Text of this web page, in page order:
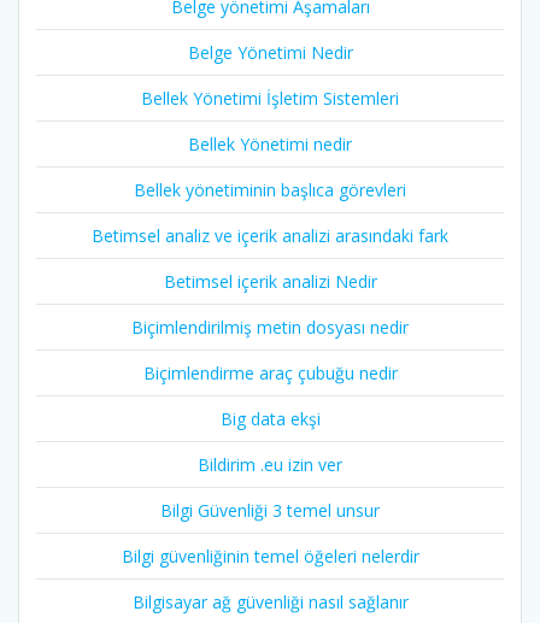
Belge yönetimi Aşamaları
Belge Yönetimi Nedir
Bellek Yönetimi İşletim Sistemleri
Bellek Yönetimi nedir
Bellek yönetiminin başlıca görevleri
Betimsel analiz ve içerik analizi arasındaki fark
Betimsel içerik analizi Nedir
Biçimlendirilmiş metin dosyası nedir
Biçimlendirme araç çubuğu nedir
Big data ekşi
Bildirim .eu izin ver
Bilgi Güvenliği 3 temel unsur
Bilgi güvenliğinin temel öğeleri nelerdir
Bilgisayar ağ güvenliği nasıl sağlanır